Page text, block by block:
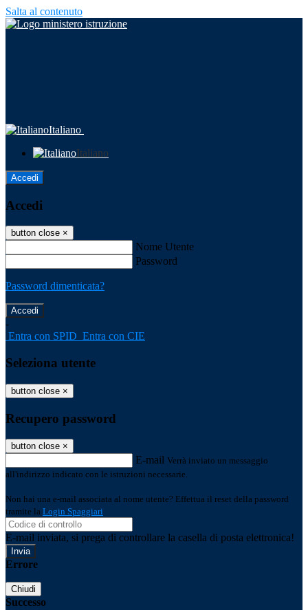
Salta al contenuto
Italiano
Italiano
Accedi
Accedi
button close ×
Nome Utente
Password
Password dimenticata?
-
Entra con SPID Entra con CIE
Seleziona utente
button close ×
Recupero password
button close ×
E-mail Verrà inviato un messaggio
all'indirizzo indicato con le istruzioni necessarie.
Non hai una e-mail associata al nome utente? Effettua il reset della password
tramite la Login Spaggiari
E-mail inviata, si prega di controllare la casella di posta elettronica!
Errore
Chiudi
Successo